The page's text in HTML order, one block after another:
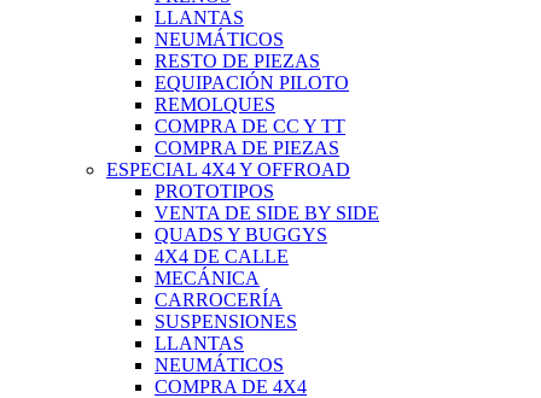
LLANTAS
NEUMÁTICOS
RESTO DE PIEZAS
EQUIPACIÓN PILOTO
REMOLQUES
COMPRA DE CC Y TT
COMPRA DE PIEZAS
ESPECIAL 4X4 Y OFFROAD
PROTOTIPOS
VENTA DE SIDE BY SIDE
QUADS Y BUGGYS
4X4 DE CALLE
MECÁNICA
CARROCERÍA
SUSPENSIONES
LLANTAS
NEUMÁTICOS
COMPRA DE 4X4